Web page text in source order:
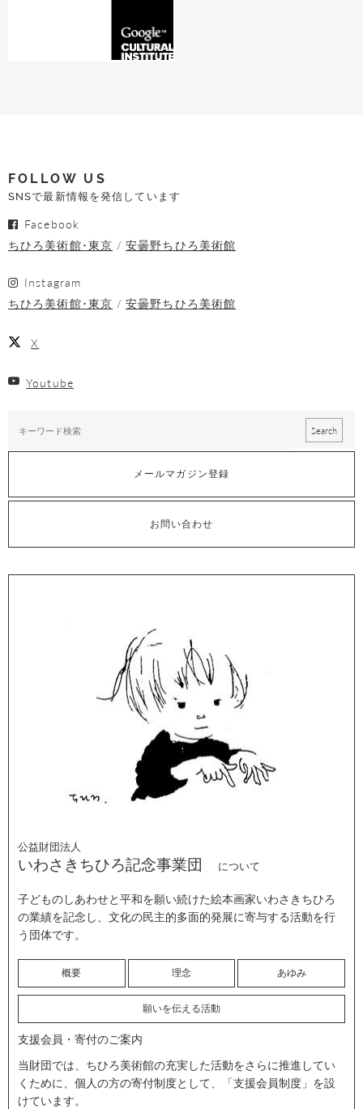
FOLLOW US
SNSで最新情報を発信しています
Facebook
ちひろ美術館･東京
安曇野ちひろ美術館
Instagram
ちひろ美術館･東京
安曇野ちひろ美術館
X
Youtube
メールマガジン登録
お問い合わせ
公益財団法人
いわさきちひろ記念事業団 について
子どものしあわせと平和を願い続けた絵本画家いわさきちひろ
の業績を記念し、文化の民主的多面的発展に寄与する活動を行
う団体です。
概要 理念 あゆみ
願いを伝える活動
支援会員・寄付のご案内
当財団では、ちひろ美術館の充実した活動をさらに推進してい
くために、個人の方の寄付制度として、「支援会員制度」を設
けています。